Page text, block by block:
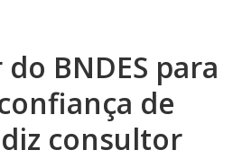
BNDES para
de
consultor